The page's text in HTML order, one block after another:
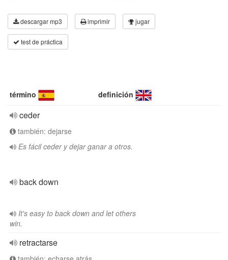
descargar mp3 imprimir jugar
test de práctica
término definición
ceder
también: dejarse
Es fácil ceder y dejar ganar a otros.
back down
It's easy to back down and let others
win.
retractarse